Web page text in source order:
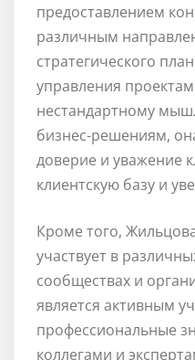
предоставлением
различным
стратегического
управления
нестандартному
бизнес-решениям,
доверие и уважение
клиентскую базу и
Кроме того,
участвует в
сообществах и
является активным
профессиональные
коллегами и